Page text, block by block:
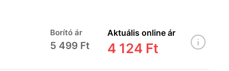
Borító ár
5 499 Ft
Aktuális online ár
4 124 Ft